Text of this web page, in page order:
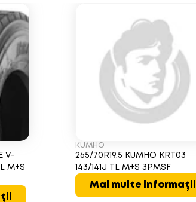
V-
M+S
KUMHO
265/70R19.5 KUMHO KRT03
143/141J TL M+S 3PMSF
Mai multe informații